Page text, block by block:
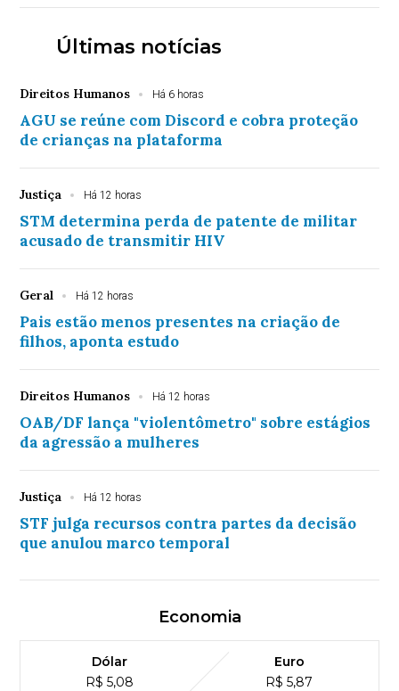
Últimas notícias
Direitos Humanos Há 6 horas
AGU se reúne com Discord e cobra proteção
de crianças na plataforma
Justiça Há 12 horas
STM determina perda de patente de militar
acusado de transmitir HIV
Geral Há 12 horas
Pais estão menos presentes na criação de
filhos, aponta estudo
Direitos Humanos Há 12 horas
OAB/DF lança "violentômetro" sobre estágios
da agressão a mulheres
Justiça Há 12 horas
STF julga recursos contra partes da decisão
que anulou marco temporal
Economia
Dólar
R$ 5,08
Euro
R$ 5,87